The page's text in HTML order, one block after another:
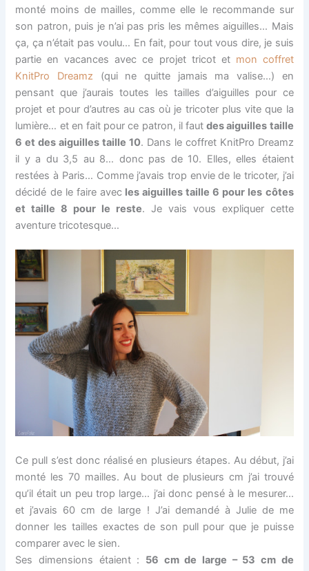
monté moins de mailles, comme elle le recommande sur
son patron, puis je n’ai pas pris les mêmes aiguilles… Mais
ça, ça n’était pas voulu… En fait, pour tout vous dire, je suis
partie en vacances avec ce projet tricot et mon coffret
KnitPro Dreamz (qui ne quitte jamais ma valise…) en
pensant que j’aurais toutes les tailles d’aiguilles pour ce
projet et pour d’autres au cas où je tricoter plus vite que la
lumière… et en fait pour ce patron, il fautdes aiguilles taille
6 et des aiguilles taille 10. Dans le coffret KnitPro Dreamz
il y a du 3,5 au 8… donc pas de 10. Elles, elles étaient
restées à Paris… Comme j’avais trop envie de le tricoter, j’ai
décidé de le faire avec les aiguilles taille 6 pour les côtes
et taille 8 pour le reste. Je vais vous expliquer cette
aventure tricotesque…
Ce pull s’est donc réalisé en plusieurs étapes. Au début, j’ai
monté les 70 mailles. Au bout de plusieurs cm j’ai trouvé
qu’il était un peu trop large… j’ai donc pensé à le mesurer…
et j’avais 60 cm de large ! J’ai demandé à Julie de me
donner les tailles exactes de son pull pour que je puisse
comparer avec le sien.
Ses dimensions étaient : 56 cm de large – 53 cm de